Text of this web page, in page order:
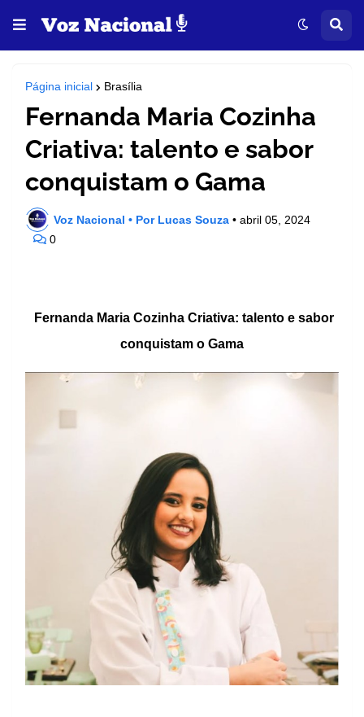
Página inicial Brasília
Fernanda Maria Cozinha
Criativa: talento e sabor
conquistam o Gama
Voz Nacional • Por Lucas Souza • abril 05, 2024
0
Fernanda Maria Cozinha Criativa: talento e sabor
conquistam o Gama